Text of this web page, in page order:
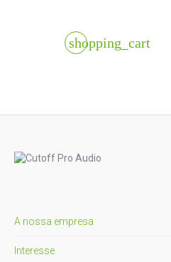
shopping_cart
A nossa empresa
Interesse